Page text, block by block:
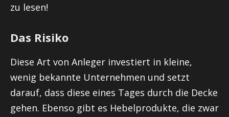
zu lesen!
Das Risiko
Diese Art von Anleger investiert in kleine,
wenig bekannte Unternehmen und setzt
darauf, dass diese eines Tages durch die Decke
gehen. Ebenso gibt es Hebelprodukte, die zwar